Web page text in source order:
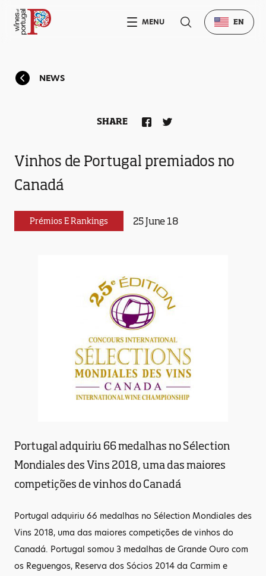
NEWS
Vinhos de Portugal premiados no
Canadá
Prémios E Rankings 25 June 18
SHARE
Portugal adquiriu 66 medalhas no Sélection
Mondiales des Vins 2018, uma das maiores
competições de vinhos do Canadá
Portugal adquiriu 66 medalhas no Sélection Mondiales des
Vins 2018, uma das maiores competições de vinhos do
Canadá. Portugal somou 3 medalhas de Grande Ouro com
os Reguengos, Reserva dos Sócios 2014 da Carmim e
MENU EN